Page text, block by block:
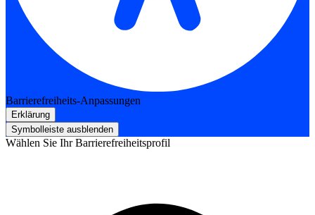
Barrierefreiheits-Anpassungen
Erklärung
Symbolleiste ausblenden
Wählen Sie Ihr Barrierefreiheitsprofil